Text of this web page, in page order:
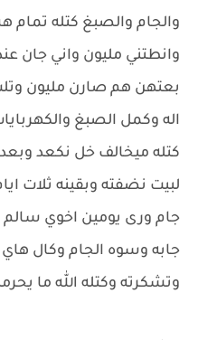
والجام والصبغ كتله
وانطتني مليون واني جان
بعتهن هم صارن مليون
اله وكمل الصبغ
كتله ميخالف خل نكعد
لبيت نضفته وبقينه ثلات
جام ورى يومين اخوي
جابه وسوه الجام وكال
وتشكرته وكتله الله ما